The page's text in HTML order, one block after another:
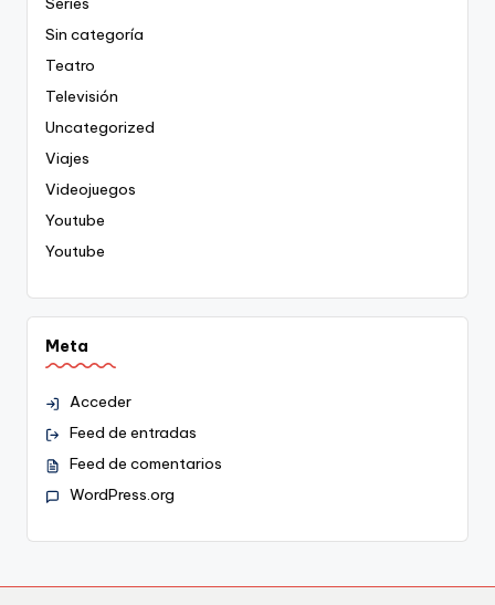
Sin categoría
Teatro
Televisión
Uncategorized
Viajes
Videojuegos
Youtube
Youtube
Meta
Acceder
Feed de entradas
Feed de comentarios
WordPress.org